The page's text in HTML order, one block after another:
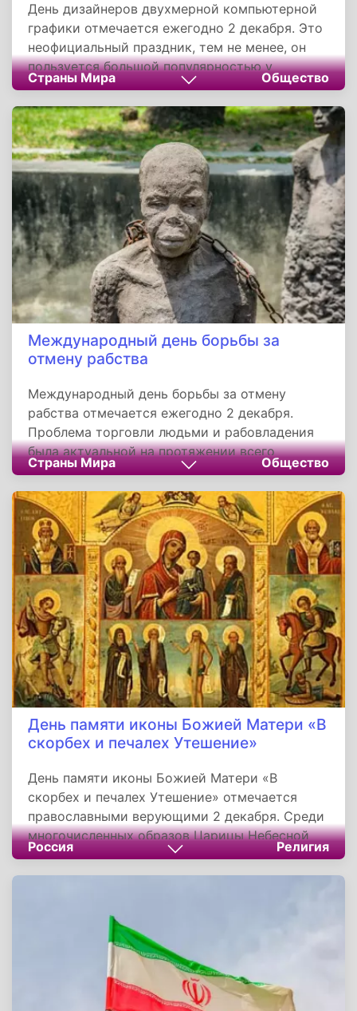
День дизайнеров двухмерной компьютерной
графики отмечается ежегодно 2 декабря. Это
неофициальный праздник, тем не менее, он
пользуется большой популярностью у
специалистов этого профиля. Профессия
дизайнера двухмерной графики набирает
спрос большими темпами.
Страны Мира Общество
Международный день борьбы за
отмену рабства
Международный день борьбы за отмену
рабства отмечается ежегодно 2 декабря.
Проблема торговли людьми и рабовладения
была актуальной на протяжении всего
развития человечества. Она приобретала
новые формы и видоизменялась. На данный
момент основными видами торговли людьми
является сексуальная эксплуатация и
эксплуатация детского труда. Проблема
торговли людьми является актуальной,
поэтому этому празднику в мире уделяют
особое значение. Каждый год прикладывается
все больше усилий ради ее искоренения.
Страны Мира Общество
День памяти иконы Божией Матери «В
скорбех и печалех Утешение»
День памяти иконы Божией Матери «В
скорбех и печалех Утешение» отмечается
православными верующими 2 декабря. Среди
многочисленных образов Царицы Небесной
икона «В скорбях и печалях утешение»,
занимает особое место, несмотря на то что ее
православных храмах представлены лишь
копии. Эта святыня явилась даром,
принесенным на российскую землю с
древнего Афона, и здесь прославившимся
явленными через нее чудесами.
Россия Религия